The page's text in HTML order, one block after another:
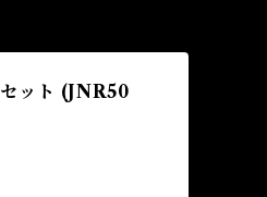
ット (JNR50